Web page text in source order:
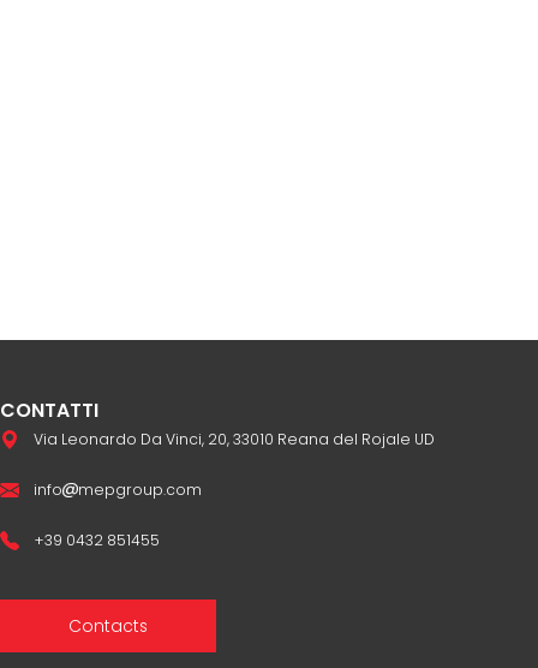
CONTATTI
Via Leonardo Da Vinci, 20, 33010 Reana del Rojale UD
info mepgroup.com
+39 0432 851455
Contacts